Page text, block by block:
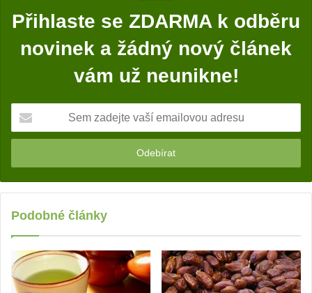
Přihlaste se ZDARMA k odběru
novinek a žádný nový článek
vám už neunikne!
m
a
d
j
a
š
Podobné články